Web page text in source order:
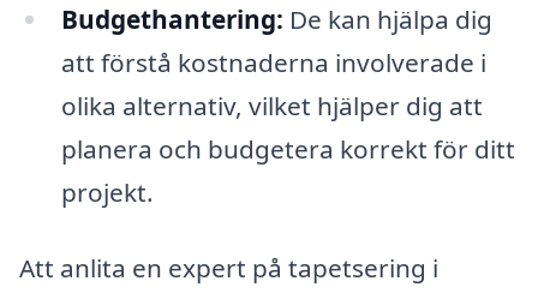
Budgethantering: De kan hjälpa dig
att förstå kostnaderna involverade i
olika alternativ, vilket hjälper dig att
planera och budgetera korrekt för ditt
projekt.
Att anlita en expert på tapetsering i